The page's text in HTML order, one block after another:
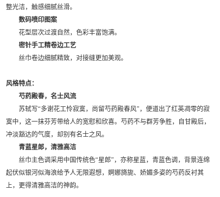
整光洁，触感细腻丝滑。
数码喷印图案
花型层次过渡自然，色彩丰富饱满。
密针手工精卷边工艺
丝巾卷边细腻精致，对接缝更加美观。
风格特点：
芍药殿春，名士风流
苏轼写“多谢花工怜寂寞，尚留芍药殿春风”，便道出了红英凋零的寂
寞中，这一抹芬芳带给人的宽慰和欣喜。芍药不与群芳争胜，自甘殿后，
冲淡豁达的气度，却别有名士之风。
青蓝星郎，清雅高洁
丝巾主色调采用中国传统色“星郎”，亦称星蓝，青蓝色调，背景连绵
起伏似银河似海浪给予人无限遐想，婀娜旖旎、娇媚多姿的芍药反衬其
上，更得清雅高洁的神韵。